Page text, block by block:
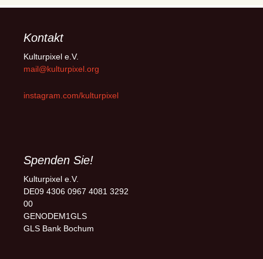
Kontakt
Kulturpixel e.V.
mail@kulturpixel.org
instagram.com/kulturpixel
Spenden Sie!
Kulturpixel e.V.
DE09 4306 0967 4081 3292
00
GENODEM1GLS
GLS Bank Bochum